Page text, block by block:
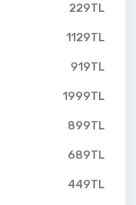
229TL
1129TL
919TL
1999TL
899TL
689TL
449TL